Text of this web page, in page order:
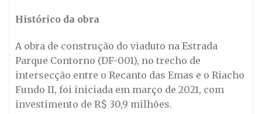
Histórico da obra
A obra de construção do viaduto na Estrada
Parque Contorno (DF-001), no trecho de
intersecção entre o Recanto das Emas e o Riacho
Fundo II, foi iniciada em março de 2021, com
investimento de R$ 30,9 milhões.